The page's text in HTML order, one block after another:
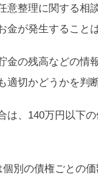
意整理に関する相
金が発生すること
金の残高などの情
適切かどうかを判
は、140万円以下
別の債権ごとの